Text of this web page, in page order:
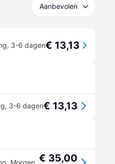
Aanbevolen
, 3-6 dagen€ 13,13
, 3-6 dagen€ 13,13
, Morgen € 35,00